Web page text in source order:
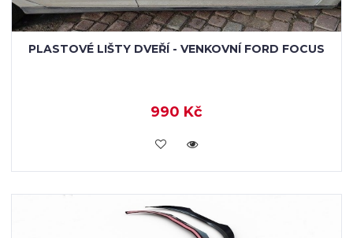
PLASTOVÉ LIŠTY DVEŘÍ - VENKOVNÍ FORD FOCUS
990 Kč
VLOŽIT DO KOŠÍKU